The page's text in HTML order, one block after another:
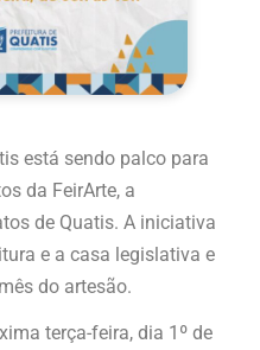
está sendo palco para
da FeirArte, a
de Quatis. A iniciativa
e a casa legislativa e
do artesão.
terça-feira, dia 1º de